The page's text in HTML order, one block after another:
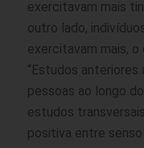
exercitavam mais
outro lado,
exercitavam mais, o
“Estudos anteriores
pessoas ao longo
estudos
positiva entre